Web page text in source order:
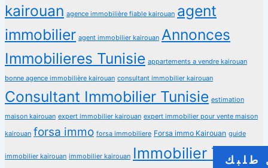
طلبك
kairouan agence immobilière fiable kairouan agent
immobilier agent immobilier kairouan Annonces
Immobilieres Tunisie appartements a vendre kairouan
bonne agence immobilière kairouan consultant immobilier kairouan
Consultant Immobilier Tunisie estimation
maison kairouan expert immobilier kairouan expert immobilier pour vente maison
kairouan forsa immo forsa immobiliere Forsa immo Kairouan guide
immobilier kairouan immobilier kairouan Immobilier Tunisie